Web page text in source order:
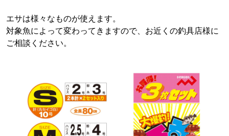
エサは様々なものが使えます。
対象魚によって変わってきますので、お近くの釣具店様に
ご相談ください。